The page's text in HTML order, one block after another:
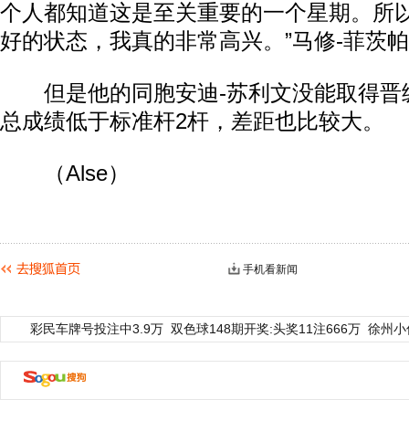
个人都知道这是至关重要的一个星期。所
好的状态，我真的非常高兴。”马修-菲茨
但是他的同胞安迪-苏利文没能取得晋
总成绩低于标准杆2杆，差距也比较大。
（Alse）
手机看新闻
彩民车牌号投注中3.9万 双色球148期开奖:头奖11注666万 徐州
动物系恋人啊 | 钟欣潼体验爱情哲学 南